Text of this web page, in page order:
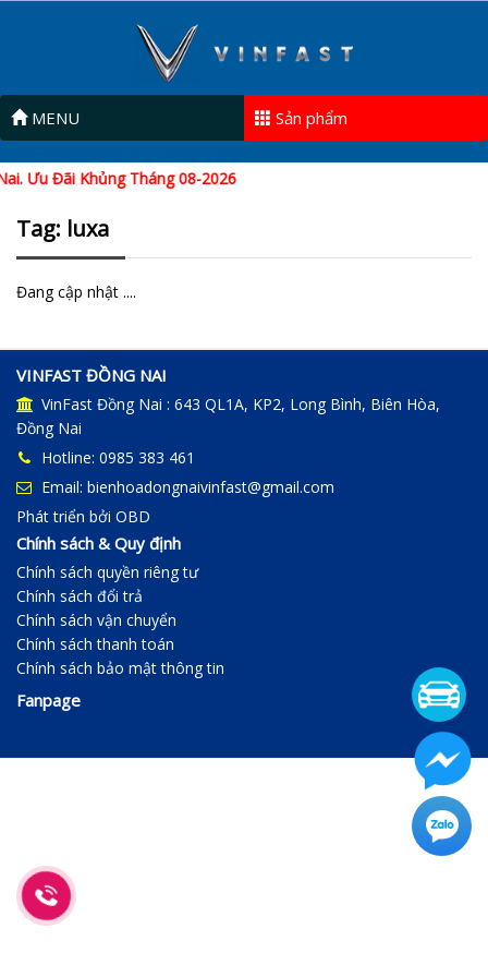
MENU Sản phẩm
Ưu Đãi Khủng Tháng 08-2026
Tag: luxa
Đang cập nhật ....
VINFAST ĐỒNG NAI
VinFast Đồng Nai : 643 QL1A, KP2, Long Bình, Biên Hòa,
Đồng Nai
Hotline: 0985 383 461
Email: bienhoadongnaivinfast@gmail.com
Phát triển bởi OBD
Chính sách & Quy định
Chính sách quyền riêng tư
Chính sách đổi trả
Chính sách vận chuyển
Chính sách thanh toán
Chính sách bảo mật thông tin
Fanpage